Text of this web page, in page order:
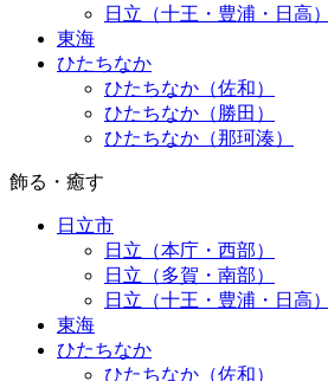
日立（十王・豊浦・日高）
東海
ひたちなか
ひたちなか（佐和）
ひたちなか（勝田）
ひたちなか（那珂湊）
飾る・癒す
日立市
日立（本庁・西部）
日立（多賀・南部）
日立（十王・豊浦・日高）
東海
ひたちなか
ひたちなか（佐和）